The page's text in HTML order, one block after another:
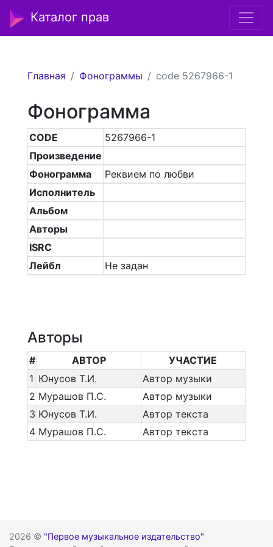
Каталог прав
Главная Фонограммы code 5267966-1
Фонограмма
CODE
5267966-1
Произведение
Фонограмма
Реквием по любви
Исполнитель
Альбом
Авторы
ISRC
Лейбл
Не задан
Авторы
# АВТОР
УЧАСТИЕ
1 Юнусов Т.И.
Автор музыки
2 Мурашов П.С.
Автор музыки
3 Юнусов Т.И.
Автор текста
4 Мурашов П.С. Автор текста
2026 © "Первое музыкальное издательство"